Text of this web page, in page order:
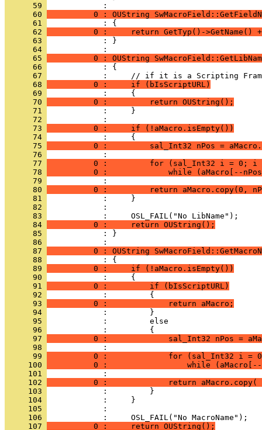
      59
      60
0 : OUString
      61
      62
0 :     return GetTyp()->GetName()
      63
            : }
      64
      65
0 : OUString
      66
      67
      68
          0 :     if (bIsScriptURL)
      69
      70
          0 :         return OUString();
      71
      72
      73
          0 :     if (!aMacro.isEmpty())
      74
      75
0 :         sal_Int32 nPos =
      76
      77
0 :         for (sal_Int32 i = 0; i
      78
0 :             while (aMacro[--
      79
      80
0 :         return aMacro.copy(0,
      81
      82
      83
      84
          0 :     return OUString();
      85
            : }
      86
      87
0 : OUString
      88
      89
          0 :     if (!aMacro.isEmpty())
      90
      91
          0 :         if (bIsScriptURL)
      92
      93
          0 :             return aMacro;
      94
      95
      96
      97
0 :             sal_Int32 nPos =
      98
      99
0 :             for (sal_Int32 i =
     100
0 :                 while
     101
     102
0 :             return aMacro.copy(
     103
     104
     105
     106
     107
          0 :     return OUString();